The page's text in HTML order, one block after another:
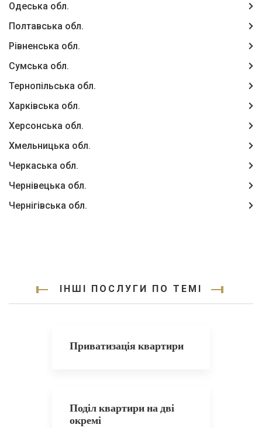
Одеська обл.
Полтавська обл.
Рівненська обл.
Сумська обл.
Тернопільська обл.
Харківська обл.
Херсонська обл.
Хмельницька обл.
Черкаська обл.
Чернівецька обл.
Чернігівська обл.
ІНШІ ПОСЛУГИ ПО ТЕМІ
Приватизація квартири
Поділ квартири на дві
окремі